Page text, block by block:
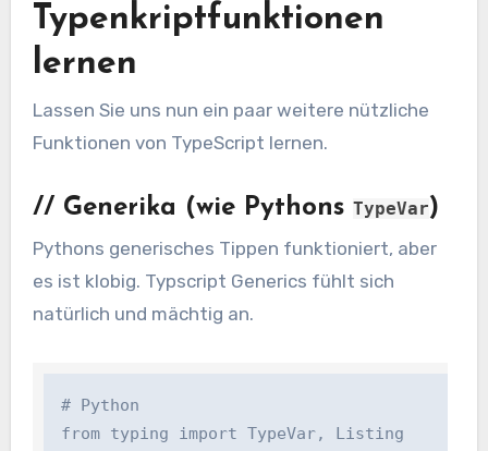
Typenkriptfunktionen
lernen
Lassen Sie uns nun ein paar weitere nützliche
Funktionen von TypeScript lernen.
// Generika (wie Pythons TypeVar)
Pythons generisches Tippen funktioniert, aber
es ist klobig. Typscript Generics fühlt sich
natürlich und mächtig an.
# Python
from typing import TypeVar, Listing